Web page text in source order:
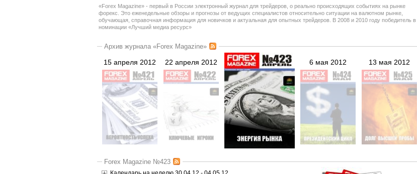
«Forex Magazine» - первый в России электронный журнал для трейдеров, о реально происходящих событиях на рынке
форекс. Это еженедельные обзоры и прогнозы от ведущих специалистов относительно ситуации на валютном рынке,
обучающая, справочная информация для новичков и актуальная для опытных трейдеров. В 2008 и 2010 году победитель в
номинации «Лучший медиа ресурс»
Архив журнала «Forex Magazine»
15 апреля 2012 22 апреля 2012 6 мая 2012 13 мая 2012
Forex Magazine №423